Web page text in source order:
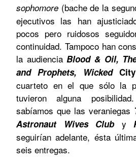
sophomore (bache de la
ejecutivos las han
pocos pero ruidosos
continuidad. Tampoco han
la audienciaBlood & Oil,
and Prophets,
WickedCity
cuarteto en el que sólo la
tuvieron alguna
sabíamos que las veraniegas
Astronaut Wives Cluby
seguirían adelante, ésta
seis entregas.